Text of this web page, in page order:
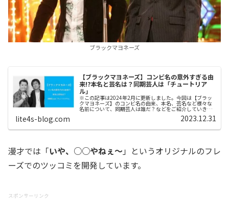
ブラックマヨネーズ
【ブラックマヨネーズ】コンビ名の意外すぎる由
来!?本名と芸名は？同期芸人は「チュートリア
ル」
※この記事は2024年2月に更新しました。今回は【ブラッ
クマヨネーズ】のコンビ名の由来、本名、芸名など様々な
名前について、同期芸人は誰だ？などをご紹介していきま
す。ブラックマヨネーズスポンサーリンク (adsbygoogle =
lite4s-blog.com 2023.12.31
漫才では「いや、○○やねぇ〜」というオリジナルのフレ
ーズでのツッコミを開発しています。
スポンサーリンク